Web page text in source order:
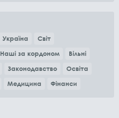
Україна
Світ
Наші за кордоном
Вільні
Законодавство
Освіта
Медицина Фінанси